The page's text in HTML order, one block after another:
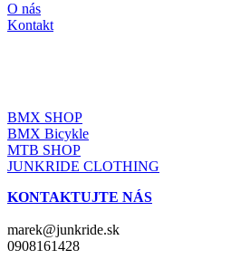
O nás
Kontakt
BMX SHOP
BMX Bicykle
MTB SHOP
JUNKRIDE CLOTHING
KONTAKTUJTE NÁS
marek@junkride.sk
0908161428